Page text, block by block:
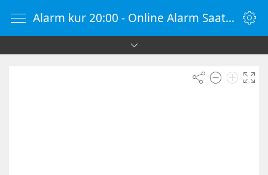
Alarm kur 20:00 - Online Alarm Saati - Alarm Kur